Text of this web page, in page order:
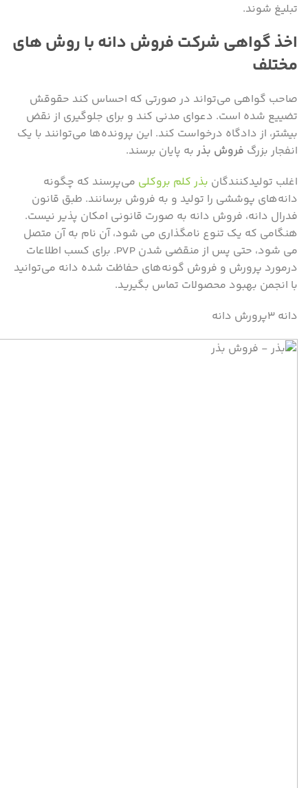
تبلیغ شوند.
اخذ گواهی شرکت فروش دانه با روش های
مختلف
صاحب گواهی می‌تواند در صورتی که احساس کند حقوقش
تضییع شده است. دعوای مدنی کند و برای جلوگیری از نقض
بیشتر، از دادگاه درخواست کند. این پرونده‌ها می‌توانند با یک
انفجار بزرگ فروش بذر به پایان برسند.
اغلب تولیدکنندگان بذر کلم بروکلی می‌پرسند که چگونه
دانه‌های پوششی را تولید و به فروش برسانند. طبق قانون
فدرال دانه، فروش دانه به صورت قانونی امکان پذیر نیست.
هنگامی که یک تنوع نامگذاری می شود، آن نام به آن متصل
می شود، حتی پس از منقضی شدن PVP. برای کسب اطلاعات
درمورد پرورش و فروش گونه‌های حفاظت شده دانه می‌توانید
با انجمن بهبود محصولات تماس بگیرید.
دانه ۳پرورش دانه